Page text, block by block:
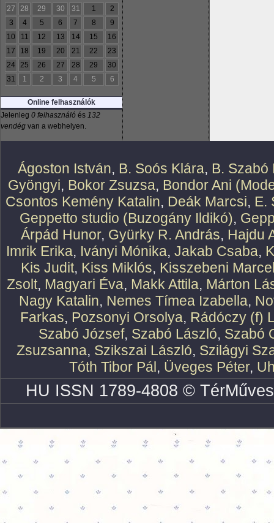
27 28 29 30 31 1
2
3
4 5 6 7 8
9
10
11 12 13 14 15
16
17
18 19 20 21 22
23
24
25 26 27 28 29
30
31
1 2 3 4 5 6
Online felhasználók
Jelenleg 0 felhasználó és 132
vendég van a webhelyen.
Ágoston István, B. Soós Klára, B. Szabó
Gyöngyi, Bokor Zsuzsa, Bondor Ani
Csontos Kemény Katalin, Deák Marcsi, E.
Geppetto studio (Buzogány Ildikó),
Árpád Hunor, Gyürky R. András, Hajdu
Imrik Erika, Iványi Mónika, Jakab Csaba,
Kis Judit, Kiss Miklós, Kisszebeni
Zsolt, Magyari Éva, Makk Attila, Márton
Nagy Katalin, Nemes Tímea Izabella,
Farkas, Pozsonyi Orsolya, Rádóczy (f)
Szabó József, Szabó László, Szabó
Zsuzsanna, Szikszai László, Szilágyi
Tóth Tibor Pál, Üveges Péter,
HU ISSN 1789-4808 ©